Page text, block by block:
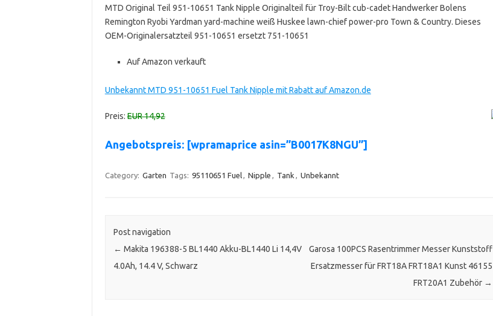
MTD Original Teil 951-10651 Tank Nipple Originalteil für Troy-Bilt cub-cadet Handwerker Bolens
Remington Ryobi Yardman yard-machine weiß Huskee lawn-chief power-pro Town & Country. Dieses
OEM-Originalersatzteil 951-10651 ersetzt 751-10651
Auf Amazon verkauft
Unbekannt MTD 951-10651 Fuel Tank Nipple mit Rabatt auf Amazon.de
Preis:EUR 14,92
Angebotspreis: [wpramaprice asin=”B0017K8NGU”]
Category: Garten Tags: 95110651 Fuel, Nipple , Tank , Unbekannt
Post navigation
← Makita 196388-5 BL1440 Akku-BL1440 Li 14,4V
4.0Ah, 14.4 V, Schwarz
Garosa 100PCS Rasentrimmer Messer Kunststoff
Ersatzmesser für FRT18A FRT18A1 Kunst 46155
FRT20A1 Zubehör →